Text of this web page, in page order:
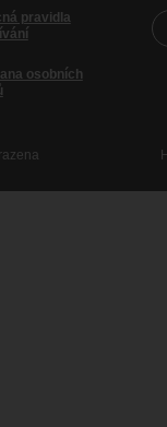
pravidla
osobních